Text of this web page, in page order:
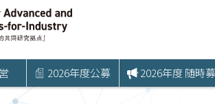
2026年度公募 2026年度 随時